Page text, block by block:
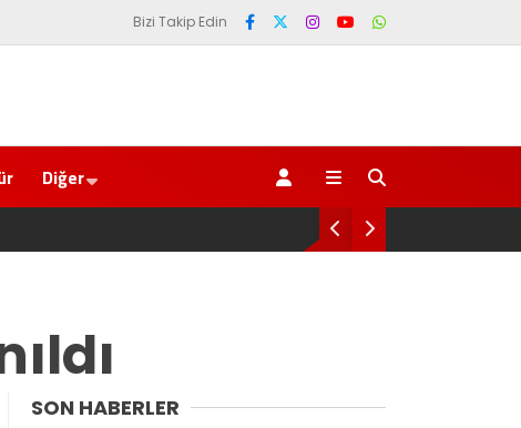
Bizi Takip Edin
Diğer
SON HABERLER